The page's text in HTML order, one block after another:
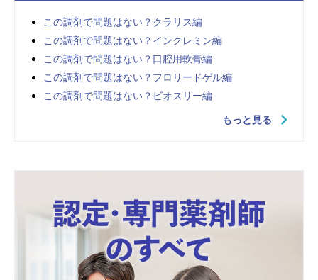
この調剤で問題はない？クラリス編
この調剤で問題はない？インクレミン編
この調剤で問題はない？口腔用軟膏編
この調剤で問題はない？フロリードゲル編
この調剤で問題はない？ビオスリー編
もっと見る